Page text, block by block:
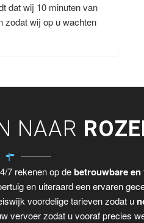
dat wij 10 minuten van
zodat wij op u wachten
NAAR
7 rekenen op debetrouwbare en
en uiteraard een ervaren
voordelige tarieven zodat u
vervoer zodat u vooraf precies